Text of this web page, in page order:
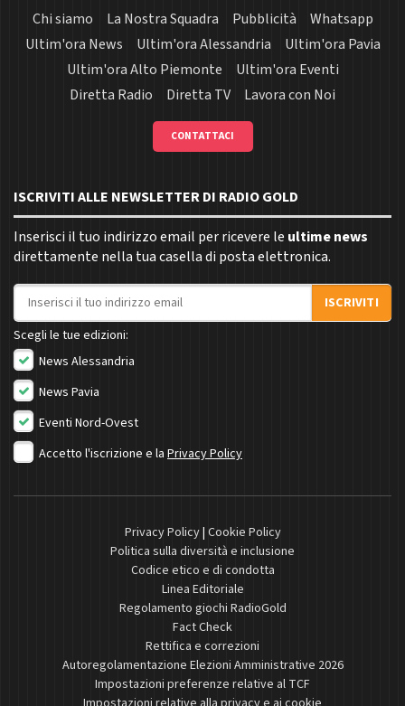
Chi siamo La Nostra Squadra Pubblicità
Whatsapp
Ultim'ora News
Ultim'ora Alessandria
Ultim'ora Pavia
Ultim'ora Alto Piemonte
Ultim'ora Eventi
Diretta Radio
Diretta TV Lavora con Noi
CONTATTACI
ISCRIVITI ALLE NEWSLETTER DI RADIO GOLD
Inserisci il tuo indirizzo email per ricevere le ultime news
direttamente nella tua casella di posta elettronica.
Indirizzo email
ISCRIVITI
Scegli le tue edizioni:
News Alessandria
News Pavia
Eventi Nord-Ovest
Accetto l'iscrizione e la Privacy Policy
Privacy Policy| Cookie Policy
Politica sulla diversità e inclusione
Codice etico e di condotta
Linea Editoriale
Regolamento giochi RadioGold
Fact Check
Rettifica e correzioni
Autoregolamentazione Elezioni Amministrative 2026
Impostazioni preferenze relative al TCF